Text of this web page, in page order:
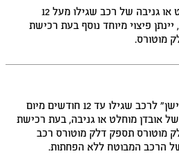
במקרה של אובדן מוחלט או גניבה של רכב שגילו מעל 12
יינתן פיצוי מיוחד נוסף בעת רכישת
כיסוי של ״חדש תמורת ישן״ לרכב שגילו עד 12 חודשים מיום
אובדן מוחלט או גניבה, בעת רכישת
תספק דלק מוטורס רכב
המבוטח ללא הפחתות.